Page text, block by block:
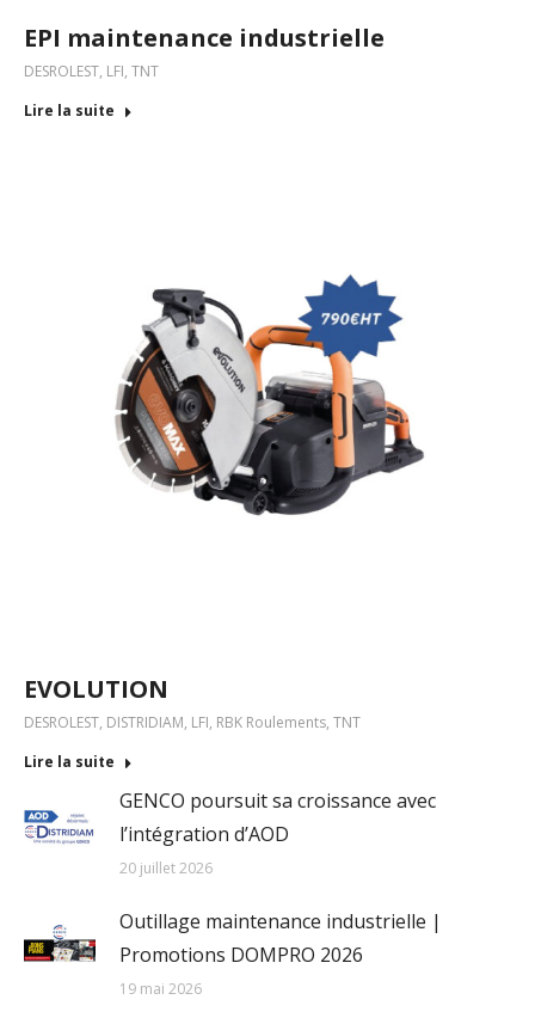
EPI maintenance industrielle
DESROLEST, LFI, TNT
Lire la suite
EVOLUTION
DESROLEST, DISTRIDIAM, LFI, RBK Roulements, TNT
Lire la suite
GENCO poursuit sa croissance avec
l’intégration d’AOD
20 juillet 2026
Outillage maintenance industrielle |
Promotions DOMPRO 2026
19 mai 2026